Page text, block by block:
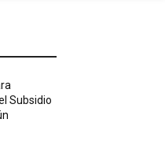
Subsidio